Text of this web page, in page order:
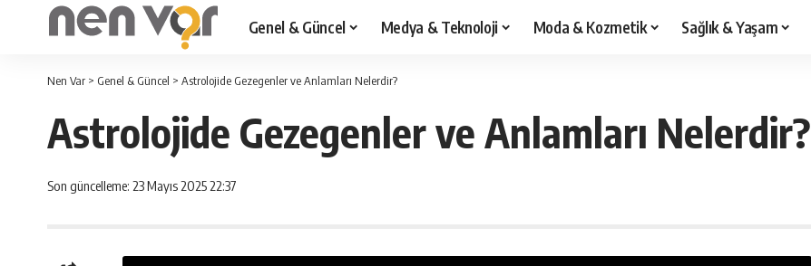
Genel & Güncel Medya & Teknoloji Moda & Kozmetik Sağlık & Yaşam
Nen Var > Genel & Güncel > Astrolojide Gezegenler ve Anlamları Nelerdir?
Astrolojide Gezegenler ve Anlamları Nelerdir?
Son güncelleme: 23 Mayıs 2025 22:37